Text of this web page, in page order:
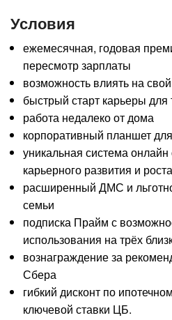
Условия
ежемесячная, годовая
пересмотр зарплаты
возможность влиять на
быстрый старт карьеры для
работа недалеко от дома
корпоративный планшет
уникальная система
карьерного развития и роста
расширенный ДМС и
семьи
подписка Прайм с
использования на трёх
вознаграждение за
Сбера
гибкий дисконт по
ключевой ставки ЦБ.